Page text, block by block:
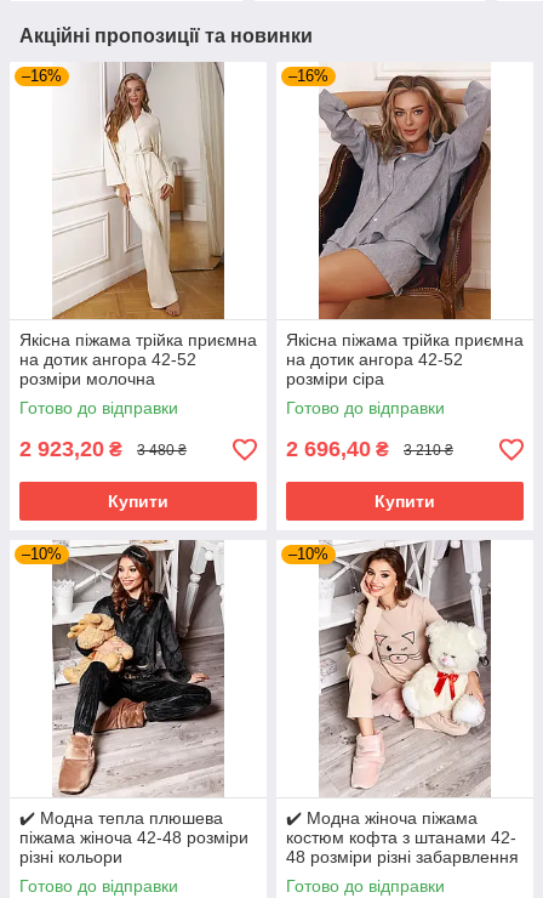
Акційні пропозиції та новинки
–16%
Якісна піжама трійка приємна
на дотик ангора 42-52
розміри молочна
Готово до відправки
2 923,20 ₴ 3 480 ₴
Купити
–16%
Якісна піжама трійка приємна
на дотик ангора 42-52
розміри сіра
Готово до відправки
2 696,40 ₴ 3 210 ₴
Купити
–10%
✔️ Модна тепла плюшева
піжама жіноча 42-48 розміри
різні кольори
Готово до відправки
–10%
✔️ Модна жіноча піжама
костюм кофта з штанами 42-
48 розміри різні забарвлення
Готово до відправки